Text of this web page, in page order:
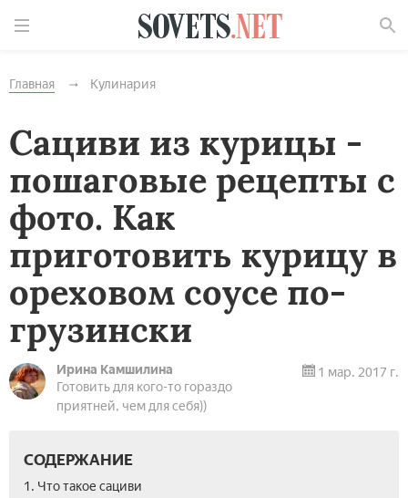
Главная Кулинария
Сациви из курицы -
пошаговые рецепты с
фото. Как
приготовить курицу в
ореховом соусе по-
грузински
Ирина Камшилина
Готовить для кого-то гораздо
приятней, чем для себя))
1 мар. 2017 г.
СОДЕРЖАНИЕ
1. Что такое сациви